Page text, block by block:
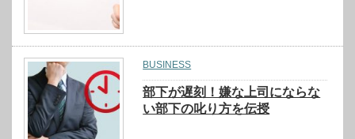
BUSINESS
部下が遅刻！嫌な上司にならな
い部下の叱り方を伝授